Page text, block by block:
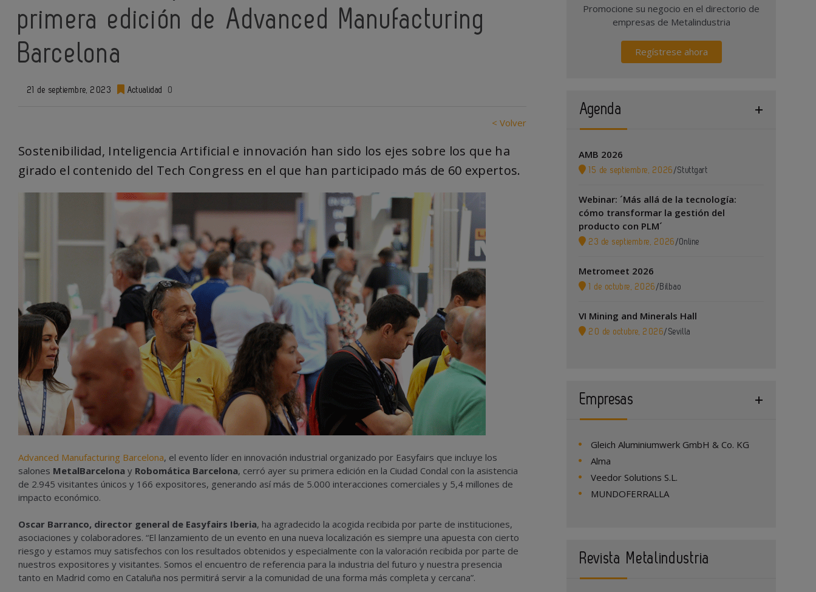
primera edición de Advanced Manufacturing
Barcelona
21 de septiembre, 2023 Actualidad 0
< Volver
Sostenibilidad, Inteligencia Artificial e innovación han sido los ejes sobre los que ha
girado el contenido del Tech Congress en el que han participado más de 60 expertos.
Advanced Manufacturing Barcelona, el evento líder en innovación industrial organizado por Easyfairs que incluye los
salones MetalBarcelona y Robomática Barcelona, cerró ayer su primera edición en la Ciudad Condal con la asistencia
de 2.945 visitantes únicos y 166 expositores, generando así más de 5.000 interacciones comerciales y 5,4 millones de
impacto económico.
Oscar Barranco, director general de Easyfairs Iberia, ha agradecido la acogida recibida por parte de instituciones,
asociaciones y colaboradores. “El lanzamiento de un evento en una nueva localización es siempre una apuesta con cierto
riesgo y estamos muy satisfechos con los resultados obtenidos y especialmente con la valoración recibida por parte de
nuestros expositores y visitantes. Somos el encuentro de referencia para la industria del futuro y nuestra presencia
tanto en Madrid como en Cataluña nos permitirá servir a la comunidad de una forma más completa y cercana”.
Promocione su negocio en el directorio de
empresas de Metalindustria
Regístrese ahora
Agenda
AMB 2026
15 de septiembre, 2026 /Stuttgart
Webinar: ´Más allá de la tecnología:
cómo transformar la gestión del
producto con PLM´
23 de septiembre, 2026 /Online
Metromeet 2026
1 de octubre, 2026 / Bilbao
VI Mining and Minerals Hall
20 de octubre, 2026/ Sevilla
Empresas
Gleich Aluminiumwerk GmbH & Co. KG
Alma
Veedor Solutions S.L.
MUNDOFERRALLA
Revista Metalindustria